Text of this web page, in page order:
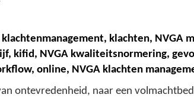
klachtenmanagement, klachten, NVGA
kifid, NVGA kwaliteitsnormering,
online, NVGA klachten
ontevredenheid, naar een